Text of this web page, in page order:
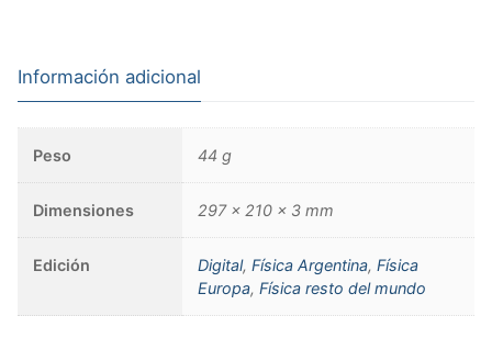
Información adicional
Peso 44 g
Dimensiones 297 × 210 × 3 mm
Edición Digital,Física Argentina,Física
Europa,Física resto del mundo